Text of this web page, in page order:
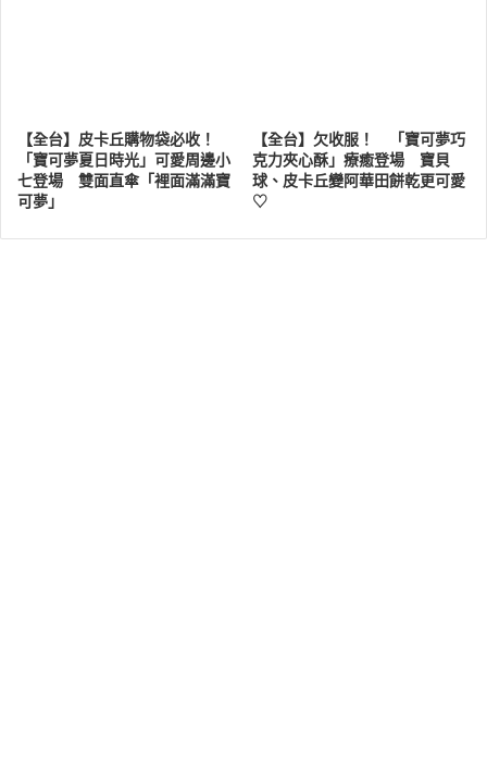
【全台】皮卡丘購物袋必收！
「寶可夢夏日時光」可愛周邊小
七登場 雙面直傘「裡面滿滿寶
可夢」
【全台】欠收服！ 「寶可夢巧
克力夾心酥」療癒登場 寶貝
球、皮卡丘變阿華田餅乾更可愛
♡